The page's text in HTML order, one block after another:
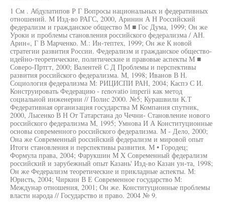
1 См . Абдулатипов Р Г Вопросы национальных и федеративных
отношений. М Изд-во РАГС, 2000, Аринин А Н Российский
федерализм и гражданское общество М ■ Гос Дума, 1999; Он же
Уроки и проблемы становления российского федерализма / АН.
Арин«, Г В Марченко. М.: Ин-тептех, 1999; Он же К новой
стратегии развития России. Федерализм и гражданское общество-
идейно-теоретические, политические и правовые аспекты М ■
Соверо-Пртгт, 2000; Валентей С Д Проблемы и перспективы
развития российского федерализма. М, 1998; Иванов В Н.
Социология федерализма М: РИЦИСПИ РАН, 2004; Каспэ С И.
Конструировать Федерацию - renovatio imperii как метод
социальной инженерии // Полис 2000. №5; Курашвили К.Т
Федеративная организация государства М Компания спутник,
2000, Лысенко В Н От Татарстана до Чечни- Становление нового
российского федерализма М, 1995; Умнова И А Конституционные
основы современного российского федерализма. М - Дело, 2000;
Она же Современный российский федерализм и мировой опыт
Итоги становления и перспективы развития. М • Городец;
Формула права, 2004; Фарукшин М X Современный федерализм
российский и зарубежный опыт Казань' Изд-во Казан ун-та, 1998;
Он же Федерализм теоретические и прикладные аспекты. М:
Юристь, 2004; Чиркин В Е Современное государство М:
Междунар отношения, 2001; Он же. Конституционные проблемы
власти народа // Государство и право. 2004 № 9.